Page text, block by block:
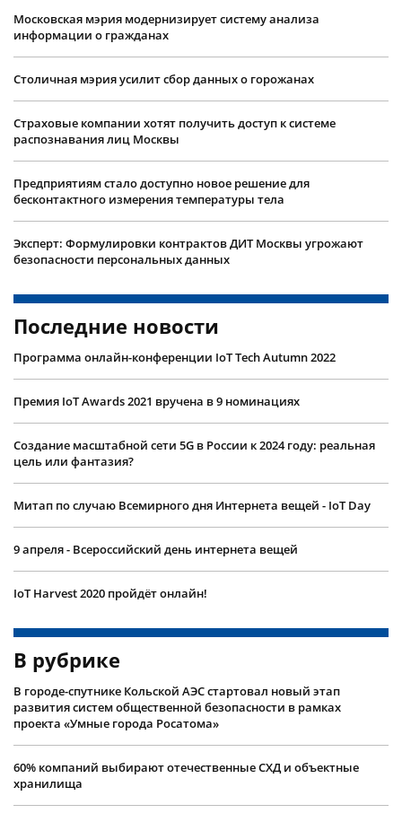
Московская мэрия модернизирует систему анализа
информации о гражданах
Столичная мэрия усилит сбор данных о горожанах
Страховые компании хотят получить доступ к системе
распознавания лиц Москвы
Предприятиям стало доступно новое решение для
бесконтактного измерения температуры тела
Эксперт: Формулировки контрактов ДИТ Москвы угрожают
безопасности персональных данных
Последние новости
Программа онлайн-конференции IoT Tech Autumn 2022
Премия IoT Awards 2021 вручена в 9 номинациях
Создание масштабной сети 5G в России к 2024 году: реальная
цель или фантазия?
Митап по случаю Всемирного дня Интернета вещей - IoT Day
9 апреля - Всероссийский день интернета вещей
IoT Harvest 2020 пройдёт онлайн!
В рубрике
В городе-спутнике Кольской АЭС стартовал новый этап
развития систем общественной безопасности в рамках
проекта «Умные города Росатома»
60% компаний выбирают отечественные СХД и объектные
хранилища